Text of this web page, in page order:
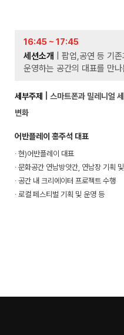
16:45 ~ 17:45
세션소개
| 팝업,공연 등 기
운영하는 공간의 대표를 만나
세부주제
| 스마트폰과 밀레니얼
변화
어반플레이 홍주석 대표
∙ 현)어반플레이 대표
∙ 문화공간 연남방앗간, 연남장 기획
∙ 공간 내 크리에이터 프로젝트 수행
∙ 로컬 페스티벌 기획 및 운영 등